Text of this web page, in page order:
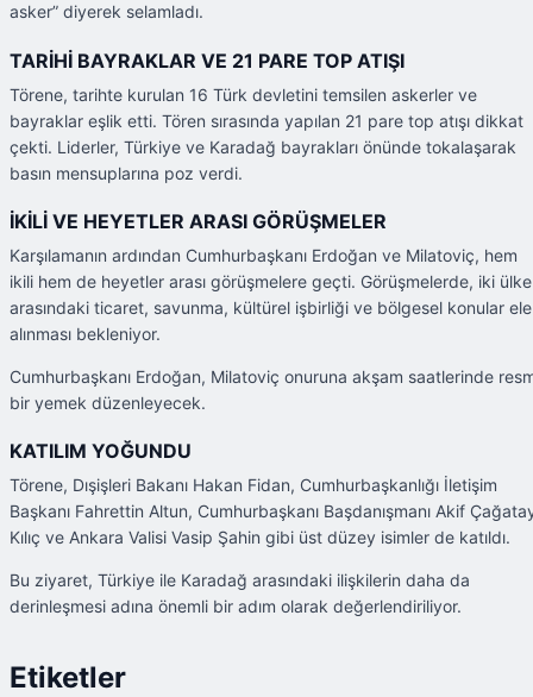
asker” diyerek selamladı.
TARİHİ BAYRAKLAR VE 21 PARE TOP ATIŞI
Törene, tarihte kurulan 16 Türk devletini temsilen askerler ve
bayraklar eşlik etti. Tören sırasında yapılan 21 pare top atışı dikkat
çekti. Liderler, Türkiye ve Karadağ bayrakları önünde tokalaşarak
basın mensuplarına poz verdi.
İKİLİ VE HEYETLER ARASI GÖRÜŞMELER
Karşılamanın ardından Cumhurbaşkanı Erdoğan ve Milatoviç, hem
ikili hem de heyetler arası görüşmelere geçti. Görüşmelerde, iki ülke
arasındaki ticaret, savunma, kültürel işbirliği ve bölgesel konular ele
alınması bekleniyor.
Cumhurbaşkanı Erdoğan, Milatoviç onuruna akşam saatlerinde
bir yemek düzenleyecek.
KATILIM YOĞUNDU
Törene, Dışişleri Bakanı Hakan Fidan, Cumhurbaşkanlığı İletişim
Başkanı Fahrettin Altun, Cumhurbaşkanı Başdanışmanı Akif
Kılıç ve Ankara Valisi Vasip Şahin gibi üst düzey isimler de katıldı.
Bu ziyaret, Türkiye ile Karadağ arasındaki ilişkilerin daha da
derinleşmesi adına önemli bir adım olarak değerlendiriliyor.
Etiketler